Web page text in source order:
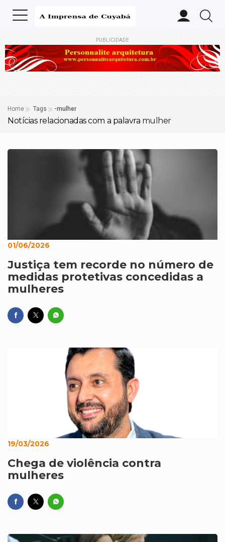
PUBLICIDADE
Home Tags -mulher
Notícias relacionadas com a palavra mulher
01/06/2026
Justiça tem recorde no número de
medidas protetivas concedidas a
mulheres
19/03/2026
Chega de violência contra
mulheres